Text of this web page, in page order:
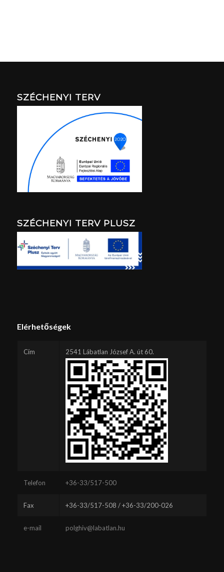
SZÉCHENYI TERV
SZÉCHENYI TERV PLUSZ
Elérhetőségek
Cím 2541 Lábatlan József A. út 60.
Telefon +36-33/517-500
Fax +36-33/517-508 / +36-33/200-026
e-mail polghiv@labatlan.hu